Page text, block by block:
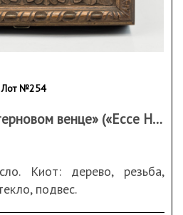
Лот №254
Икона «Христос в терновом венце» («Ecce Homo») в резном киоте
Киот: дерево, резьба,
подвес.